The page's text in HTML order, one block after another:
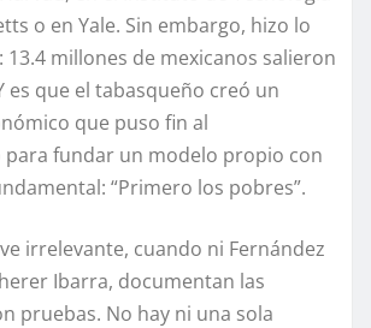
o en Yale. Sin embargo, hizo lo
13.4 millones de mexicanos salieron
es que el tabasqueño creó un
que puso fin al
fundar un modelo propio con
“Primero los pobres”.
irrelevante, cuando ni Fernández
Ibarra, documentan las
pruebas. No hay ni una sola